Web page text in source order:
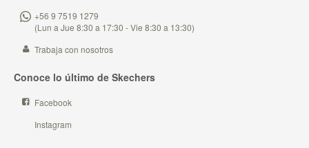
+56 9 7519 1279
(Lun a Jue 8:30 a 17:30 - Vie 8:30 a 13:30)
Trabaja con nosotros
Conoce lo último de Skechers
Facebook
Instagram